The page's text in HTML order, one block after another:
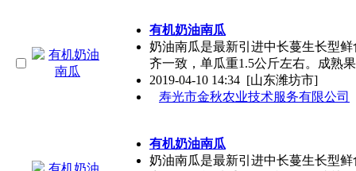
有机奶油南瓜
奶油南瓜是最新引进中长蔓生长型
齐一致，单瓜重1.5公斤左右。成熟
2019-04-10 14:34 [山东潍坊市]
寿光市金秋农业技术服务有限公司
有机奶油南瓜
奶油南瓜是最新引进中长蔓生长型